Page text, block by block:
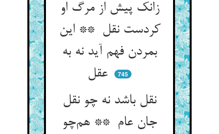
زانک پیش از مرگ او
کردست نقل ** این
بمردن فهم آید نه به
745
نقل باشد نه چو نقل
جان عام ** هم‌چو